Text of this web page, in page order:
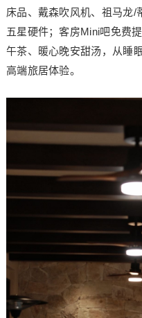
床品、戴森吹风机、祖马龙/
五星硬件；客房Mini吧免费
午茶、暖心晚安甜汤，从睡
高端旅居体验。